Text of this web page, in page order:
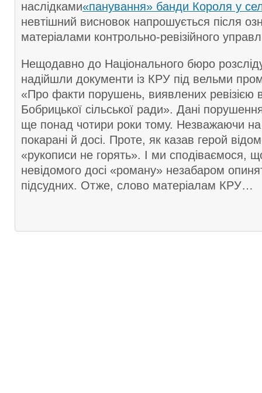
наслідками«панування» банди Короля у
невтішний висновок напрошується після
матеріалами контрольно-ревізійного
Нещодавно до Національного бюро
надійшли документи із КРУ під вельми
«Про факти порушень, виявлених ревізією
Бобрицької сільської ради». Дані
ще понад чотири роки тому. Незважаючи на
покарані й досі. Проте, як казав герой
«рукописи не горять». І ми сподіваємося,
невідомого досі «роману» незабаром
підсудних. Отже, слово матеріалам КРУ…